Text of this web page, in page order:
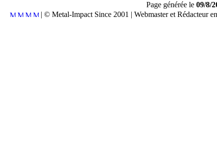
Page générée le 09/8/
| © Metal-Impact Since 2001 | Webmaster et Rédacteur